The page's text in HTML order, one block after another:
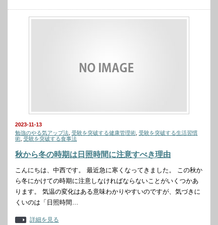
2023-11-13
勉強のやる気アップ法 受験を突破する健康管理術 受験を突破する生活習慣
術 受験を突破する食事法
秋から冬の時期は日照時間に注意すべき理由
こんにちは、中西です。 最近急に寒くなってきました。 この秋か
ら冬にかけての時期に注意しなければならないことがいくつかあ
ります。 気温の変化はある意味わかりやすいのですが、気づきに
くいのは「日照時間…
詳細を見る